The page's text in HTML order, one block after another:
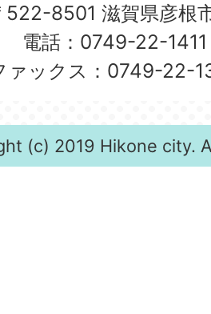
522-8501 滋賀県彦根
電話：0749-22-1411
ァックス：0749-22-
(c) 2019 Hikone city.